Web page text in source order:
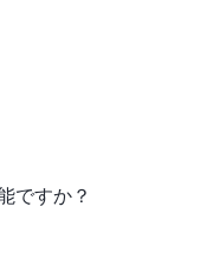
能ですか？